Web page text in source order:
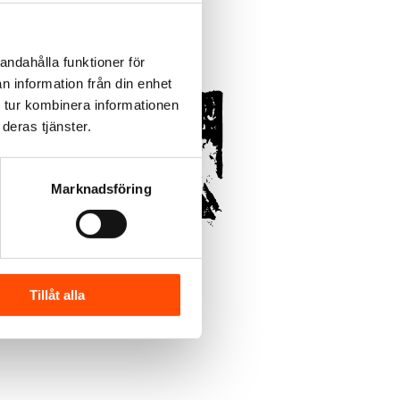
funktioner för
information från din enhet
kombinera informationen
tjänster.
Marknadsföring
Tillåt alla